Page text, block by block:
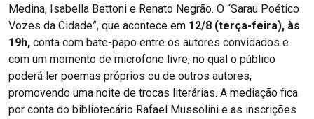
Medina, Isabella Bettoni e Renato Negrão. O “Sarau Poético
Vozes da Cidade”, que acontece em 12/8 (terça-feira), às
19h, conta com bate-papo entre os autores convidados e
com um momento de microfone livre, no qual o público
poderá ler poemas próprios ou de outros autores,
promovendo uma noite de trocas literárias. A mediação fica
por conta do bibliotecário Rafael Mussolini e as inscrições